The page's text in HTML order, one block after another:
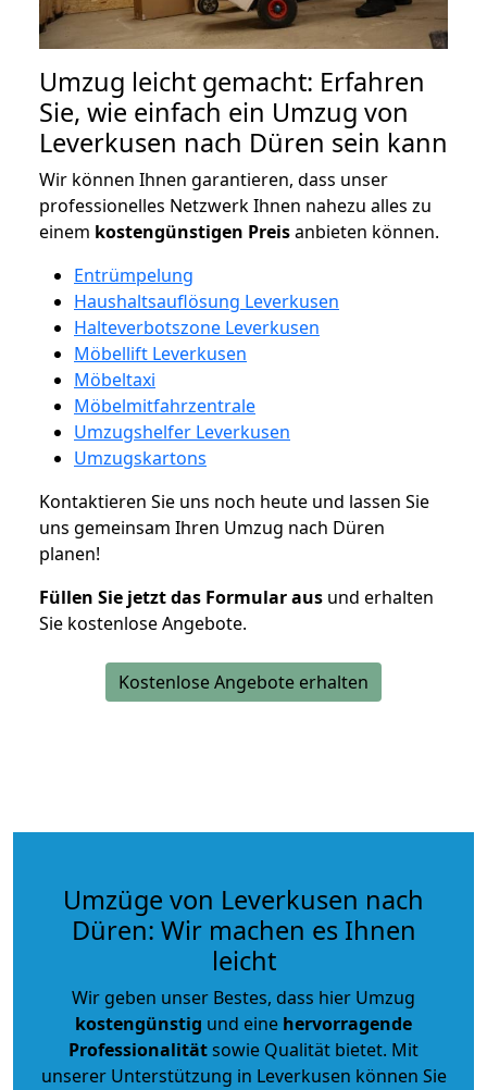
Umzug leicht gemacht: Erfahren
Sie, wie einfach ein Umzug von
Leverkusen nach Düren sein kann
Wir können Ihnen garantieren, dass unser
professionelles Netzwerk Ihnen nahezu alles zu
einem kostengünstigen Preisanbieten können.
Entrümpelung
Haushaltsauflösung Leverkusen
Halteverbotszone Leverkusen
Möbellift Leverkusen
Möbeltaxi
Möbelmitfahrzentrale
Umzugshelfer Leverkusen
Umzugskartons
Kontaktieren Sie uns noch heute und lassen Sie
uns gemeinsam Ihren Umzug nach Düren
planen!
Füllen Sie jetzt das Formular aus und erhalten
Sie kostenlose Angebote.
Kostenlose Angebote erhalten
Umzüge von Leverkusen nach
Düren: Wir machen es Ihnen
leicht
Wir geben unser Bestes, dass hier Umzug
kostengünstig und eine hervorragende
Professionalitätsowie Qualität bietet. Mit
unserer Unterstützung in Leverkusen können Sie